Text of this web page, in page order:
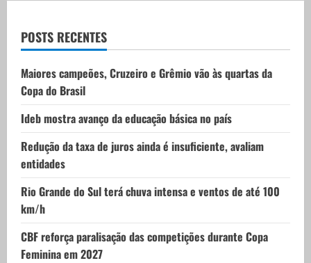
t
i
o
n
POSTS RECENTES
Maiores campeões, Cruzeiro e Grêmio vão às quartas da
Copa do Brasil
Ideb mostra avanço da educação básica no país
Redução da taxa de juros ainda é insuficiente, avaliam
entidades
Rio Grande do Sul terá chuva intensa e ventos de até 100
km/h
CBF reforça paralisação das competições durante Copa
Feminina em 2027